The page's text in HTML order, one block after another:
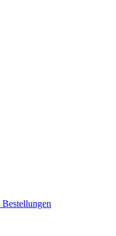
Bestellungen